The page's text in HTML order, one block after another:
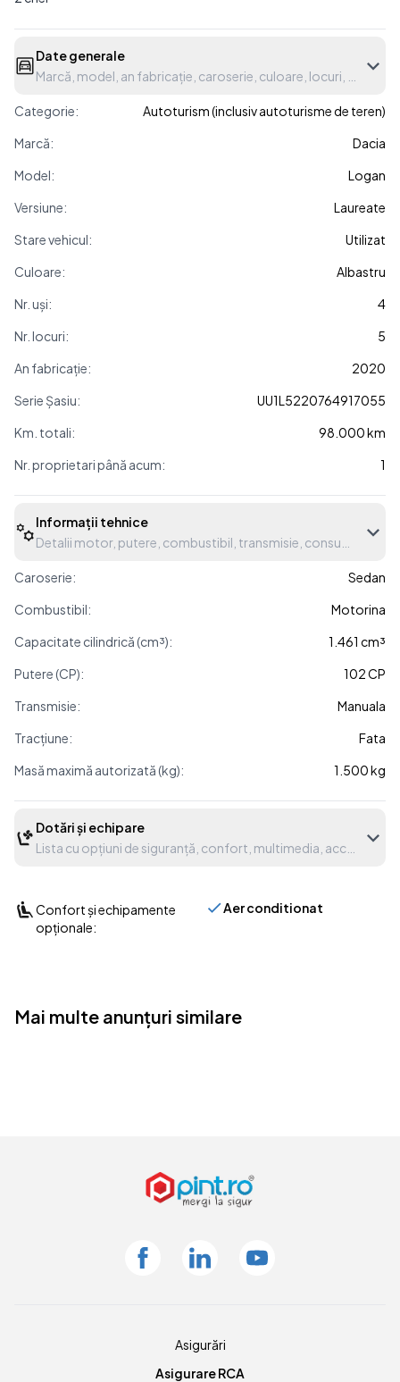
Date generale
Marcă, model, an fabricație, caroserie, culoare, locuri, etc.
Categorie:
Autoturism (inclusiv autoturisme de teren)
Marcă:
Dacia
Model:
Logan
Versiune:
Laureate
Stare vehicul:
Utilizat
Culoare:
Albastru
Nr. uși:
4
Nr. locuri:
5
An fabricație:
2020
Serie Șasiu:
UU1L5220764917055
Km. totali:
98.000 km
Nr. proprietari până acum:
1
Informații tehnice
Detalii motor, putere, combustibil, transmisie, consum etc.
Caroserie:
Sedan
Combustibil:
Motorina
Capacitate cilindrică (cm³):
1.461 cm³
Putere (CP):
102 CP
Transmisie:
Manuala
Tracțiune:
Fata
Masă maximă autorizată (kg):
1.500 kg
Dotări și echipare
Lista cu opțiuni de siguranță, confort, multimedia, accesorii
Confort și echipamente
opționale:
Aer conditionat
Mai multe anunțuri similare
FacebookLinkedin Youtube
Asigurări
Asigurare RCA